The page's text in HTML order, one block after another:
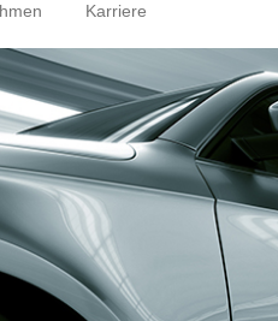
Karriere